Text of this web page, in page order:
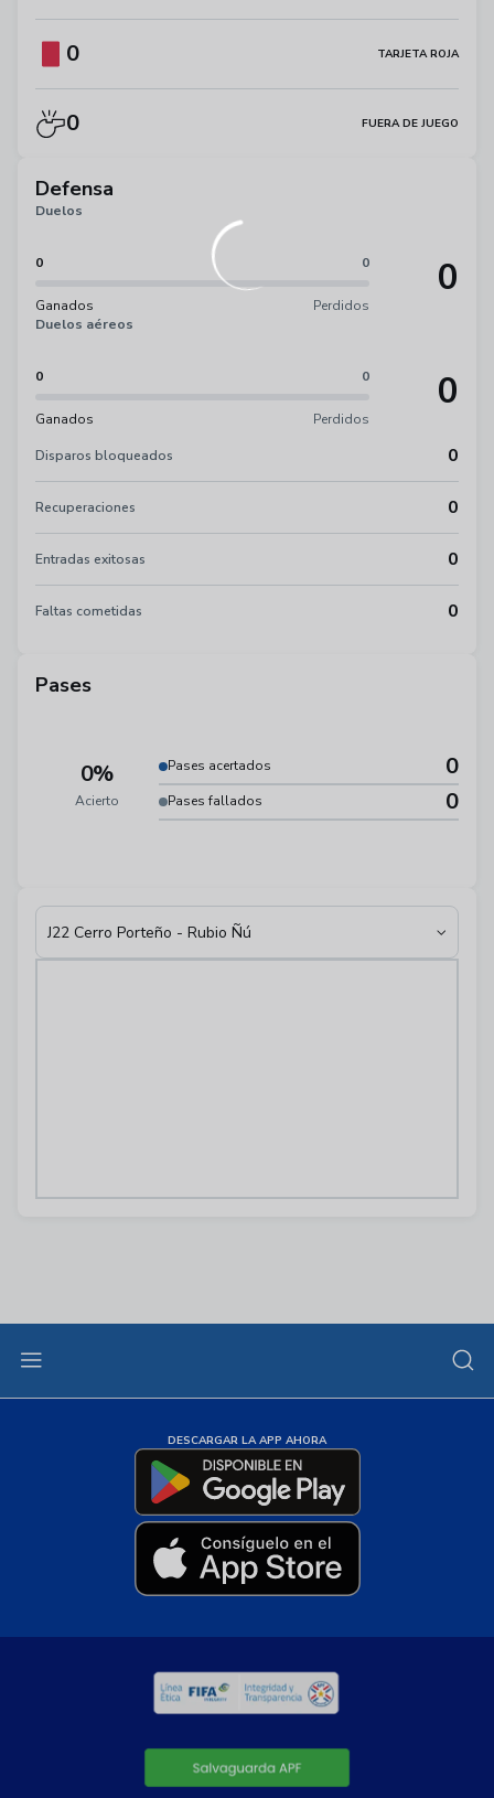
0 TARJETA ROJA
0 FUERA DE JUEGO
Defensa
Duelos
0 0
Ganados Perdidos
0
Duelos aéreos
0 0
Ganados Perdidos
0
Disparos bloqueados 0
Recuperaciones 0
Entradas exitosas 0
Faltas cometidas 0
Pases
0%
Acierto
Pases acertados 0
Pases fallados 0
J22 Cerro Porteño - Rubio Ñú
DESCARGAR LA APP AHORA